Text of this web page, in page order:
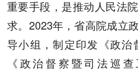
重要手段，是推动人民法
求。2023年，省高院成立
导小组，制定印发《政治
《政治督察暨司法巡